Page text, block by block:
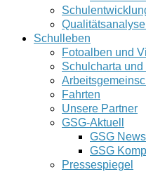
Schulleben
Fotoalben und
Schulcharta und
Fahrten
Unsere Partner
GSG-Aktuell
GSG
GSG
Pressespiegel